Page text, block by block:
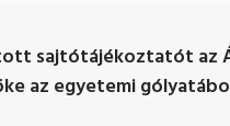
sajtótájékoztatót az
az egyetemi